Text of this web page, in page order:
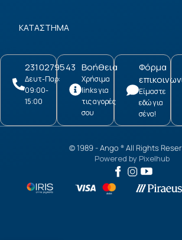
ΚΑΤΑΣΤΗΜΑ
2310279543
Δευτ-Παρ:
09:00-
15:00
Βοήθεια
Χρήσιμα
links για
τις αγορές
σου
Φόρμα
Είμαστε
εδώ για
σένα!
© 1989 -Ango® All Rights
Powered by Pixelhub